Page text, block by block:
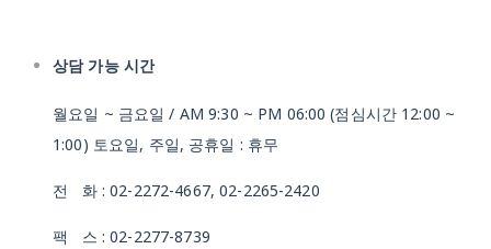
상담 가능 시간
월요일 ~ 금요일 / AM 9:30 ~ PM 06:00 (점심시간 12:00 ~
1:00) 토요일, 주일, 공휴일 : 휴무
전 화 : 02-2272-4667, 02-2265-2420
팩 스 : 02-2277-8739